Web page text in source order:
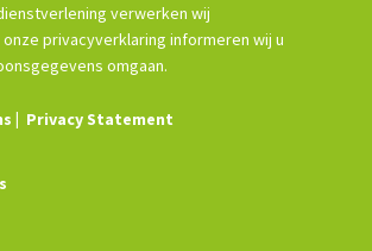
verwerken wij
privacyverklaring informeren wij u
omgaan.
Privacy Statement